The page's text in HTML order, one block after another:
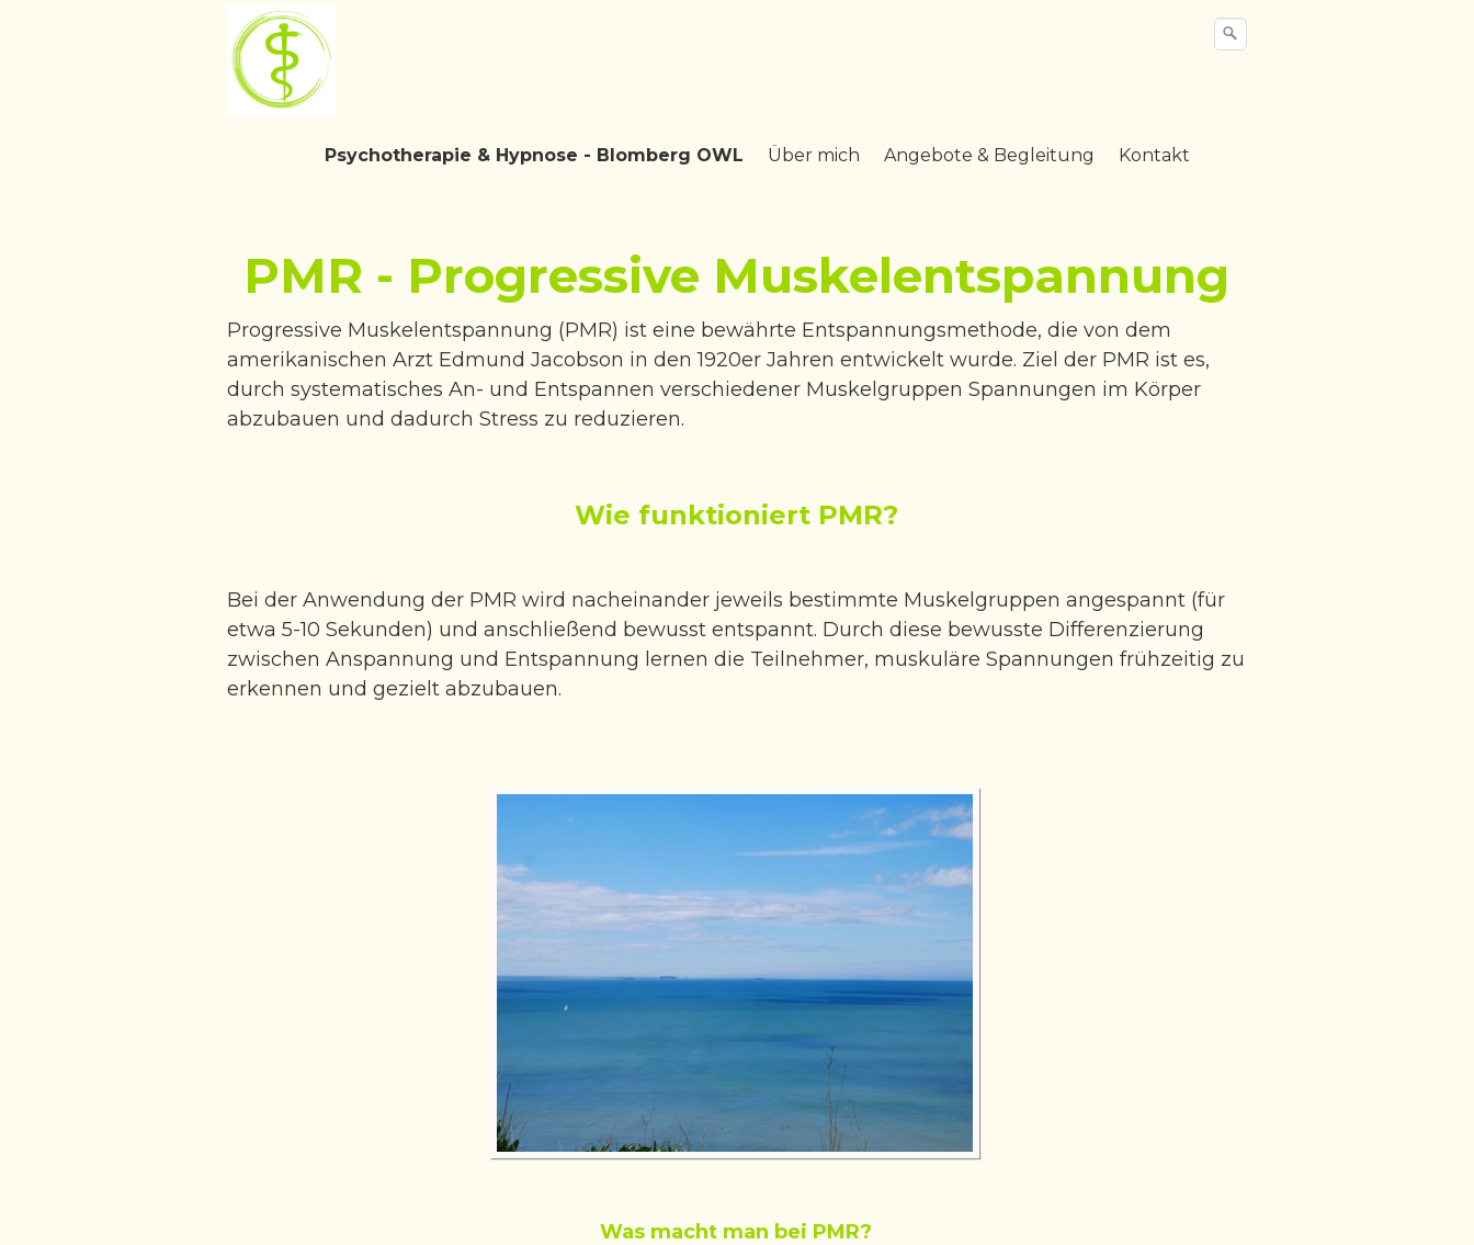
Psychotherapie & Hypnose - Blomberg OWL Über mich Angebote & Begleitung Kontakt
PMR - Progressive Muskelentspannung
Progressive Muskelentspannung (PMR) ist eine bewährte Entspannungsmethode, die von dem
amerikanischen Arzt Edmund Jacobson in den 1920er Jahren entwickelt wurde. Ziel der PMR ist es,
durch systematisches An- und Entspannen verschiedener Muskelgruppen Spannungen im Körper
abzubauen und dadurch Stress zu reduzieren.
Wie funktioniert PMR?
Bei der Anwendung der PMR wird nacheinander jeweils bestimmte Muskelgruppen angespannt (für
etwa 5-10 Sekunden) und anschließend bewusst entspannt. Durch diese bewusste Differenzierung
zwischen Anspannung und Entspannung lernen die Teilnehmer, muskuläre Spannungen frühzeitig zu
erkennen und gezielt abzubauen.
Was macht man bei PMR?